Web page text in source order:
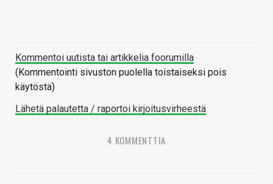
Kommentoi uutista tai artikkelia foorumilla
(Kommentointi sivuston puolella toistaiseksi pois
käytöstä)
Lähetä palautetta / raportoi kirjoitusvirheestä
4 KOMMENTTIA